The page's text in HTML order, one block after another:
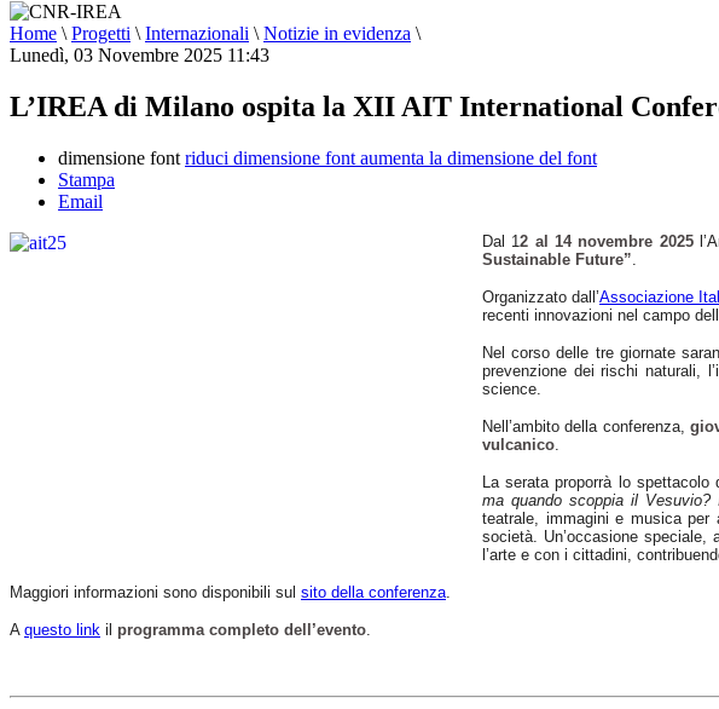
Home \ Progetti \ Internazionali \ Notizie in evidenza \
Lunedì, 03 Novembre 2025 11:43
L’IREA di Milano ospita la XII AIT International
dimensione font riduci dimensione font aumenta la dimensione del font
Stampa
Email
Dal 12 al 14 novembre 2025
Sustainable Future”
Organizzato dall’Associazione
recenti innovazioni nel campo
Nel corso delle tre giornate
prevenzione dei rischi naturali,
science.
Nell’ambito della conferenza,
vulcanico
La serata proporrà lo
ma quando scoppia il Vesuvio?
teatrale, immagini e musica
società. Un’occasione speciale,
l’arte e con i cittadini,
Maggiori informazioni sono disponibili sul sito della conferenza
A questo link il programma completo dell’evento